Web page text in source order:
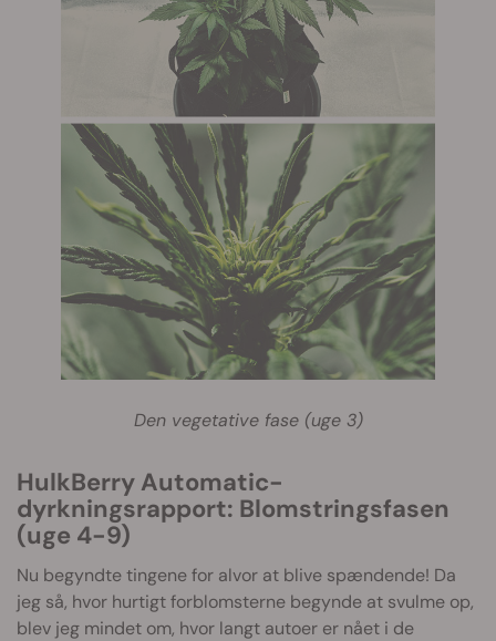
Den vegetative fase (uge 3)
HulkBerry Automatic-
dyrkningsrapport: Blomstringsfasen
(uge 4-9)
Nu begyndte tingene for alvor at blive spændende! Da
jeg så, hvor hurtigt forblomsterne begynde at svulme op,
blev jeg mindet om, hvor langt autoer er nået i de